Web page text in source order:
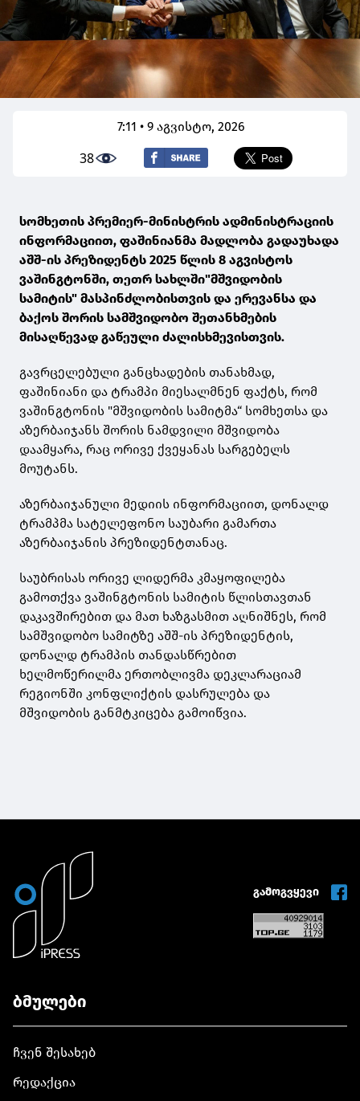
7:11 • 9 აგვისტო, 2026
38
სომხეთის პრემიერ-მინისტრის ადმინისტრაციის
ინფორმაციით, ფაშინიანმა მადლობა გადაუხადა
აშშ-ის პრეზიდენტს 2025 წლის 8 აგვისტოს
ვაშინგტონში, თეთრ სახლში"მშვიდობის
სამიტის" მასპინძლობისთვის და ერევანსა და
ბაქოს შორის სამშვიდობო შეთანხმების
მისაღწევად გაწეული ძალისხმევისთვის.
გავრცელებული განცხადების თანახმად,
ფაშინიანი და ტრამპი მიესალმნენ ფაქტს, რომ
ვაშინგტონის "მშვიდობის სამიტმა“ სომხეთსა და
აზერბაიჯანს შორის ნამდვილი მშვიდობა
დაამყარა, რაც ორივე ქვეყანას სარგებელს
მოუტანს.
აზერბაიჯანული მედიის ინფორმაციით, დონალდ
ტრამპმა სატელეფონო საუბარი გამართა
აზერბაიჯანის პრეზიდენტთანაც.
საუბრისას ორივე ლიდერმა კმაყოფილება
გამოთქვა ვაშინგტონის სამიტის წლისთავთან
დაკავშირებით და მათ ხაზგასმით აღნიშნეს, რომ
სამშვიდობო სამიტზე აშშ-ის პრეზიდენტის,
დონალდ ტრამპის თანდასწრებით
ხელმოწერილმა ერთობლივმა დეკლარაციამ
რეგიონში კონფლიქტის დასრულება და
მშვიდობის განმტკიცება გამოიწვია.
გამოგვყევი
ბმულები
ჩვენ შესახებ
რედაქცია